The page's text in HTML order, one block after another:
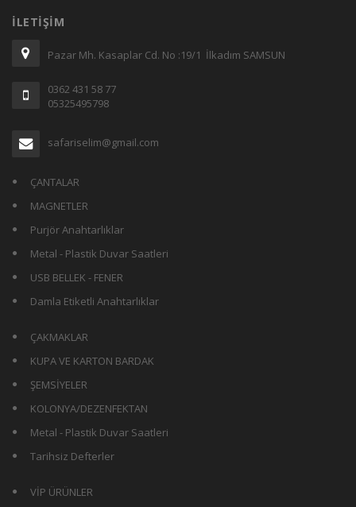
İLETIŞIM
Pazar Mh. Kasaplar Cd. No :19/1 İlkadım SAMSUN
0362 431 58 77
05325495798
safariselim@gmail.com
ÇANTALAR
MAGNETLER
Purjör Anahtarlıklar
Metal - Plastik Duvar Saatleri
USB BELLEK - FENER
Damla Etiketli Anahtarlıklar
ÇAKMAKLAR
KUPA VE KARTON BARDAK
ŞEMSİYELER
KOLONYA/DEZENFEKTAN
Metal - Plastik Duvar Saatleri
Tarihsiz Defterler
VİP ÜRÜNLER